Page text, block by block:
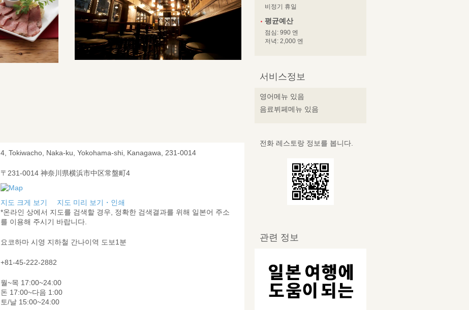
4, Tokiwacho, Naka-ku, Yokohama-shi, Kanagawa, 231-0014
〒231-0014 神奈川県横浜市中区常盤町4
지도 크게 보기
지도 미리 보기・인쇄
*온라인 상에서 지도를 검색할 경우, 정확한 검색결과를 위해 일본어 주소
를 이용해 주시기 바랍니다.
요코하마 시영 지하철 간나이역 도보1분
+81-45-222-2882
월~목 17:00~24:00
돈 17:00~다음 1:00
토/날 15:00~24:00
비정기 휴일
평균예산
점심: 990 엔
저녁: 2,000 엔
서비스정보
영어메뉴 있음
음료뷔페메뉴 있음
전화 레스토랑 정보를 봅니다.
관련 정보